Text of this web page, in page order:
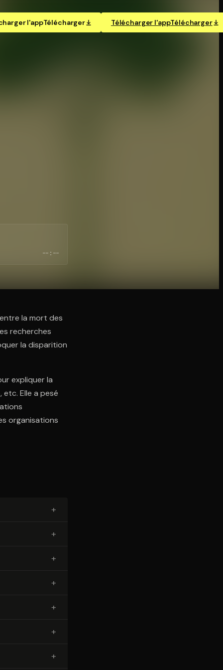
l'appTélécharger Télécharger l'appTélécharger
--:--
la mort des
recherches
la disparition
expliquer la
Elle a pesé
organisations
+
+
+
+
+
+
+